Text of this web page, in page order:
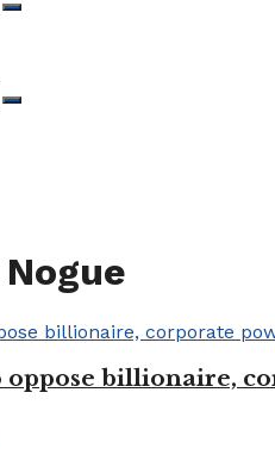
billionaire,